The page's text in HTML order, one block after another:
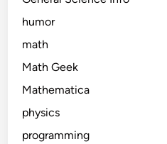
humor
math
Math Geek
Mathematica
physics
programming